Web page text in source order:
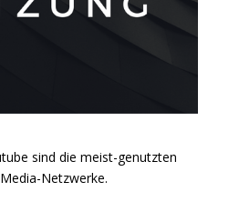
sind die meist-genutzten
Netzwerke.